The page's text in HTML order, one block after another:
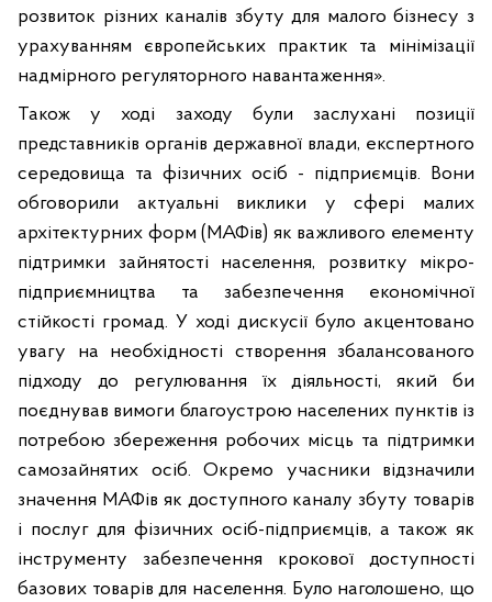
розвиток різних каналів збуту для малого бізнесу з
урахуванням європейських практик та мінімізації
надмірного регуляторного навантаження».
Також у ході заходу були заслухані позиції
представників органів державної влади, експертного
середовища та фізичних осіб - підприємців. Вони
обговорили актуальні виклики у сфері малих
архітектурних форм (МАФів) як важливого елементу
підтримки зайнятості населення, розвитку мікро-
підприємництва та забезпечення економічної
стійкості громад. У ході дискусії було акцентовано
увагу на необхідності створення збалансованого
підходу до регулювання їх діяльності, який би
поєднував вимоги благоустрою населених пунктів із
потребою збереження робочих місць та підтримки
самозайнятих осіб. Окремо учасники відзначили
значення МАФів як доступного каналу збуту товарів
і послуг для фізичних осіб-підприємців, а також як
інструменту забезпечення крокової доступності
базових товарів для населення. Було наголошено, що